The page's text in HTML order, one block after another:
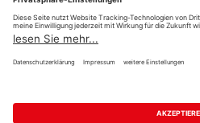
*Bonität vorausgesetzt
Impressum Datenschutz AGB